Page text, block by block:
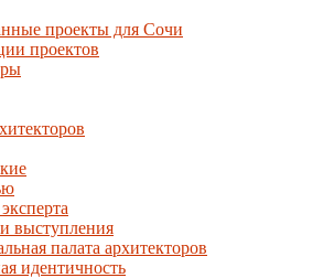
проекты для Сочи
проектов
выступления
палата архитекторов
идентичность